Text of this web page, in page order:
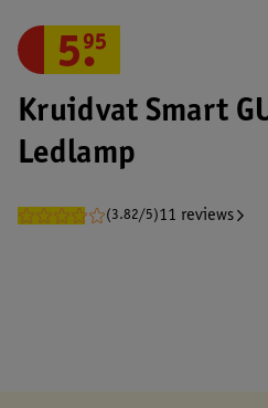
Kruidvat Smart
Ledlamp
(3.82/5)11 reviews
5.
95